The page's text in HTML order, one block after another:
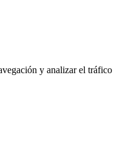
y analizar el